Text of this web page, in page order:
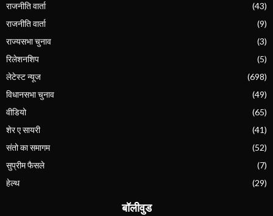
राजनीति वार्ता
(43)
राजनीति वार्ता
(9)
राज्यसभा चुनाव
(3)
रिलेशनशिप
(5)
लेटेस्ट न्यूज
(698)
विधानसभा चुनाव
(49)
वीडियो
(65)
शेर ए सायरी
(41)
संतो का समागम
(52)
सुप्रीम फैसले
(7)
हेल्थ
(29)
बॉलीवुड